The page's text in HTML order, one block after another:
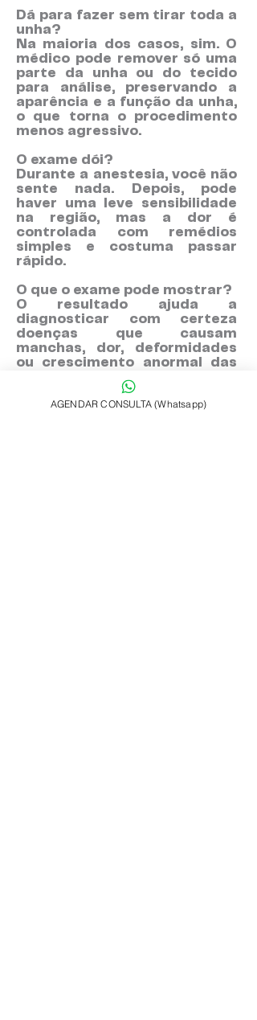
Dá para fazer sem tirar toda a
unha?
Na maioria dos casos, sim. O
médico pode remover só uma
parte da unha ou do tecido
para análise, preservando a
aparência e a função da unha,
o que torna o procedimento
menos agressivo.
O exame dói?
Durante a anestesia, você não
sente nada. Depois, pode
haver uma leve sensibilidade
na região, mas a dor é
controlada com remédios
simples e costuma passar
rápido.
O que o exame pode mostrar?
O resultado ajuda a
diagnosticar com certeza
doenças que causam
manchas, dor, deformidades
ou crescimento anormal das
unhas. Assim, você pode
começar o tratamento certo
desde cedo.
AGENDAR CONSULTA (Whatsapp)